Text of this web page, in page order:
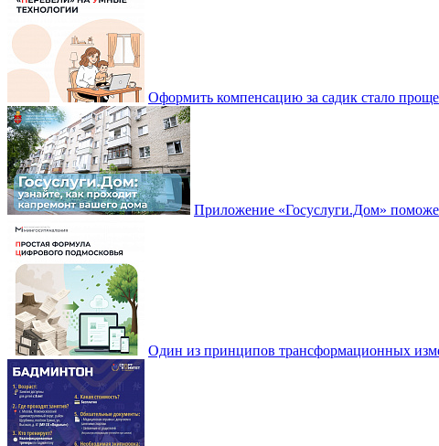
Оформить компенсацию за садик стало проще
Приложение «Госуслуги.Дом»
Один из принципов трансформационных